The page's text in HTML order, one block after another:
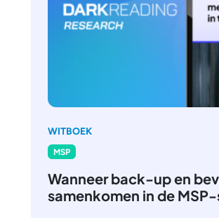
WITBOEK
MSP
Wanneer back-up en
samenkomen in de